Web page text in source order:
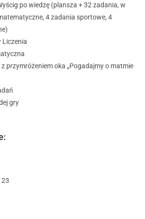
po wiedzę (plansza + 32 zadania, w
4 zadania sportowe, 4
Liczenia
przymróżeniem oka „Pogadajmy o matmie
gry
23